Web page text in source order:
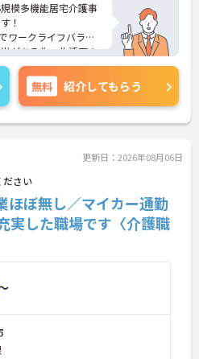
模多機能居宅介護事
！
ワークライフバラン
がある為、生活面の
務していただけます
ポイントなど、さら
お気軽にご相談くだ
無料 紹介してもらう
更新日：2026年08月06日
さい
ほぼ無し／マイカー通勤
実した職場です〈介護職